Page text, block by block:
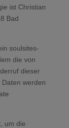
ist Christian
Bad
soulsites-
die von
dieser
werden
um die